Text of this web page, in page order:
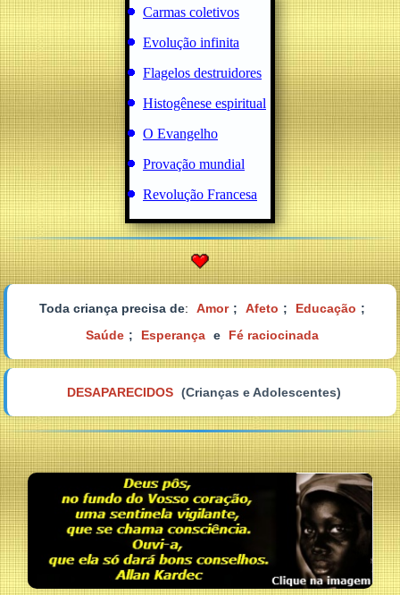
Carmas coletivos
Evolução infinita
Flagelos destruidores
Histogênese espiritual
O Evangelho
Provação mundial
Revolução Francesa
Toda criança precisa de: Amor ; Afeto ; Educação ;
Saúde ; Esperança e Fé raciocinada
DESAPARECIDOS (Crianças e Adolescentes)